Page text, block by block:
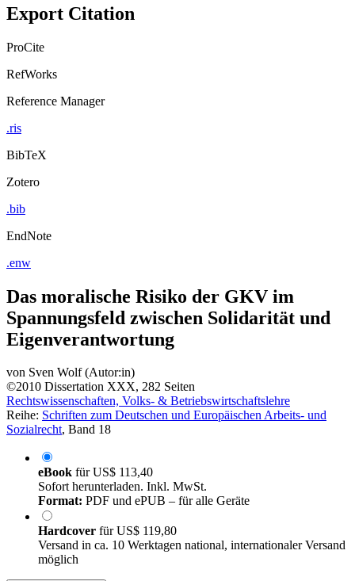
Export Citation
ProCite
RefWorks
Reference Manager
.ris
BibTeX
Zotero
.bib
EndNote
.enw
Das moralische Risiko der GKV im
Spannungsfeld zwischen Solidarität und
Eigenverantwortung
von Sven Wolf (Autor:in)
©2010 Dissertation XXX, 282 Seiten
Rechtswissenschaften, Volks- & Betriebswirtschaftslehre
Reihe: Schriften zum Deutschen und Europäischen Arbeits- und
Sozialrecht, Band 18
eBook fürUS$ 113,40
Sofort herunterladen. Inkl. MwSt.
Format: PDF und ePUB – für alle Geräte
Hardcover fürUS$ 119,80
Versand in ca. 10 Werktagen national, internationaler Versand
möglich